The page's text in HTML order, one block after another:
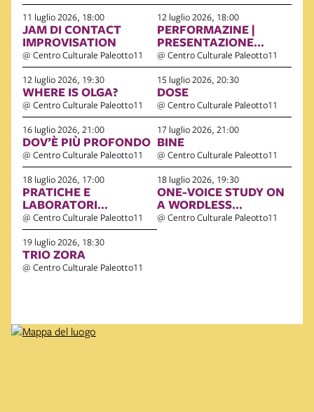
11 luglio 2026, 18:00
JAM DI CONTACT
IMPROVISATION
@ Centro Culturale Paleotto11
12 luglio 2026, 18:00
PERFORMAZINE |
PRESENTAZIONE
PROGETTO E
PRATICHE
@ Centro Culturale Paleotto11
12 luglio 2026, 19:30
WHERE IS OLGA?
@ Centro Culturale Paleotto11
15 luglio 2026, 20:30
DOSE
@ Centro Culturale Paleotto11
16 luglio 2026, 21:00
DOV’È PIÙ PROFONDO
@ Centro Culturale Paleotto11
17 luglio 2026, 21:00
BINE
@ Centro Culturale Paleotto11
18 luglio 2026, 17:00
PRATICHE E
LABORATORI
GRATUITI DE LA
CAMPEGGIA FS
@ Centro Culturale Paleotto11
18 luglio 2026, 19:30
ONE-VOICE STUDY ON
A WORDLESS
DICTIONARY
@ Centro Culturale Paleotto11
19 luglio 2026, 18:30
TRIO ZORA
@ Centro Culturale Paleotto11